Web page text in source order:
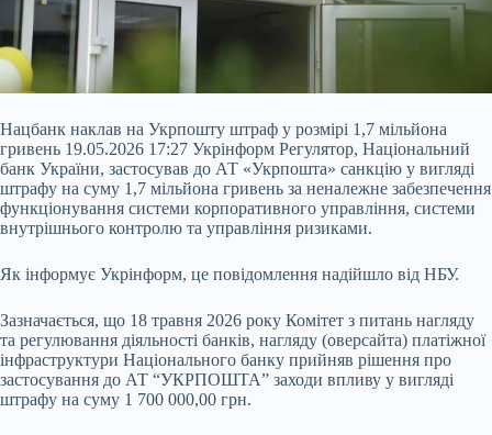
Нацбанк наклав на Укрпошту штраф у розмірі 1,7 мільйона
гривень 19.05.2026 17:27 Укрінформ Регулятор, Національний
банк України, застосував до АТ «Укрпошта» санкцію у вигляді
штрафу на суму 1,7 мільйона гривень за неналежне забезпечення
функціонування системи корпоративного управління, системи
внутрішнього контролю та управління ризиками.
Як інформує Укрінформ, це повідомлення надійшло від НБУ.
Зазначається, що 18 травня 2026 року Комітет з питань нагляду
та регулювання діяльності банків, нагляду (оверсайта) платіжної
інфраструктури Національного банку прийняв рішення про
застосування до АТ “УКРПОШТА” заходи впливу у вигляді
штрафу на суму 1 700 000,00 грн.